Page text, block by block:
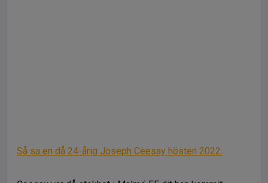
Så sa en då 24-årig Joseph Ceesay hösten 2022.